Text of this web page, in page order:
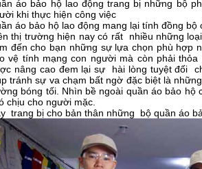
áo bảo hộ lao động trang bị những bộ
khi thực hiện công việc
áo bảo hộ lao động mang lại tính đồng
thị trường hiện nay có rất nhiều những
đến cho bạn những sự lựa chọn phù hợp
vệ tính mạng con người mà còn phải
nâng cao đem lại sự hài lòng tuyệt đối
tránh sự va chạm bất ngờ đặc biệt là
bóng tối. Nhìn bề ngoài quần áo bảo hộ
chịu cho người mặc.
trang bị cho bản thân những bộ quần áo